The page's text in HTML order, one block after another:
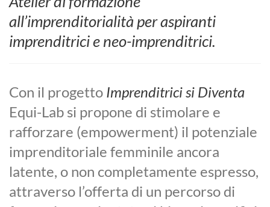
all’imprenditorialità per aspiranti
imprenditrici e neo-imprenditrici.
Con il progetto Imprenditrici si Diventa
Equi-Lab si propone di stimolare e
rafforzare (empowerment) il potenziale
imprenditoriale femminile ancora
latente, o non completamente espresso,
attraverso l’offerta di un percorso di